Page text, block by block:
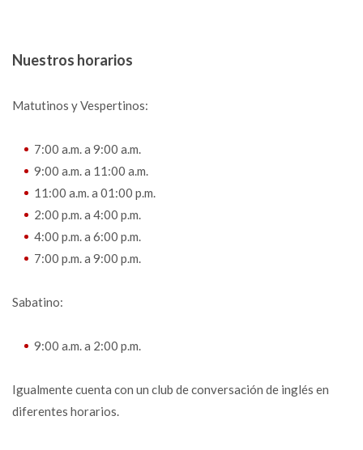
Nuestros horarios
Matutinos y Vespertinos:
7:00 a.m. a 9:00 a.m.
9:00 a.m. a 11:00 a.m.
11:00 a.m. a 01:00 p.m.
2:00 p.m. a 4:00 p.m.
4:00 p.m. a 6:00 p.m.
7:00 p.m. a 9:00 p.m.
Sabatino:
9:00 a.m. a 2:00 p.m.
Igualmente cuenta con un club de conversación de inglés en
diferentes horarios.